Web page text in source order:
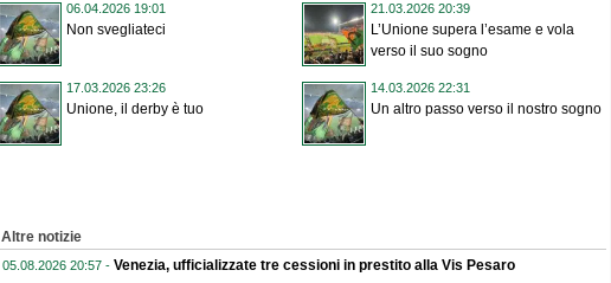
06.04.2026 19:01
Non svegliateci
21.03.2026 20:39
L’Unione supera l’esame e vola
verso il suo sogno
17.03.2026 23:26
Unione, il derby è tuo
14.03.2026 22:31
Un altro passo verso il nostro sogno
Altre notizie
05.08.2026 20:57 - Venezia, ufficializzate tre cessioni in prestito alla Vis Pesaro